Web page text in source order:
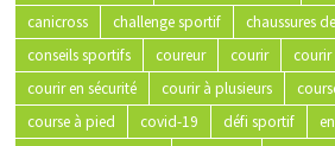
canicross
challenge sportif chaussures
conseils sportifs
coureur courir
courir
courir en sécurité
courir à plusieurs
course à pied
covid-19 défi sportif